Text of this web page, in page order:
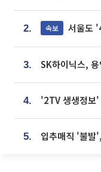
2. 속보 서울도
3.
4.
5. 입추매직 '불발